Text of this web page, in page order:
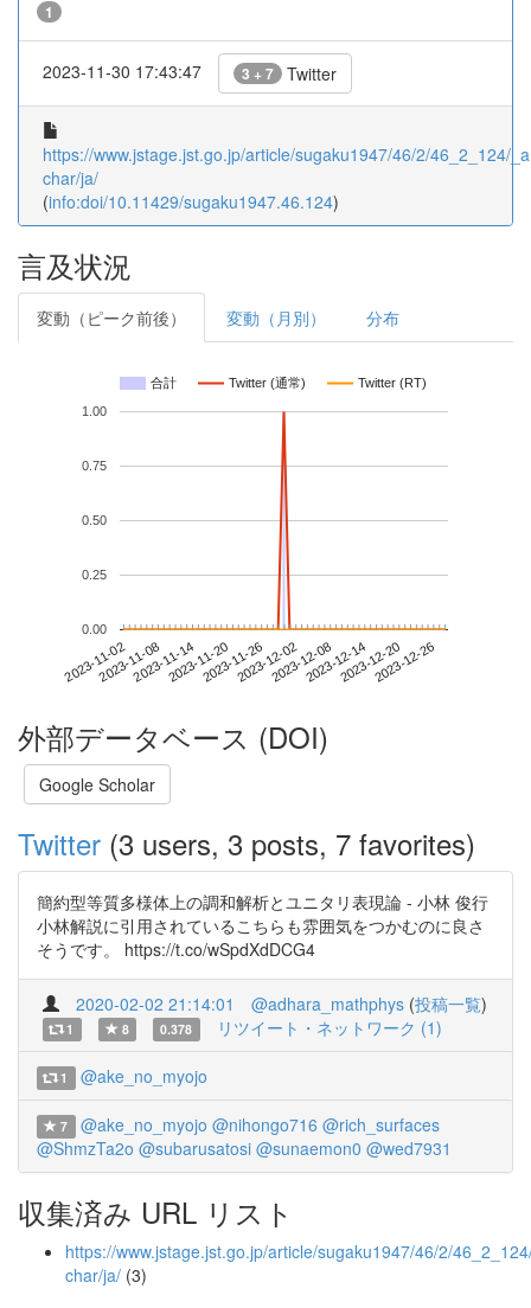
1
2023-11-30 17:43:47 3 + 7 Twitter
https://www.jstage.jst.go.jp/article/sugaku1947/46/2/46_2_124/
char/ja/
(info:doi/10.11429/sugaku1947.46.124)
言及状況
変動（ピーク前後） 変動（月別） 分布
合計 Twitter (通常) Twitter (RT)
2023-11-022023-11-082023-11-142023-11-202023-11-262023-12-022023-12-082023-12-142023-12-202023-12-26
0.00
0.25
0.50
0.75
1.00
外部データベース (DOI)
Google Scholar
Twitter (3 users, 3 posts, 7 favorites)
簡約型等質多様体上の調和解析とユニタリ表現論 - 小林 俊行
小林解説に引用されているこちらも雰囲気をつかむのに良さ
そうです。 https://t.co/wSpdXdDCG4
2020-02-02 21:14:01 @adhara_mathphys (投稿一覧)
1 8 0.378 リツイート・ネットワーク (1)
1 @ake_no_myojo
7 @ake_no_myojo @nihongo716 @rich_surfaces
@ShmzTa2o @subarusatosi @sunaemon0 @wed7931
収集済み URL リスト
https://www.jstage.jst.go.jp/article/sugaku1947/46/2/
char/ja/ (3)